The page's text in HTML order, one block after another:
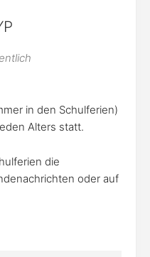
in den Schulferien)
Alters statt.
die
oder auf